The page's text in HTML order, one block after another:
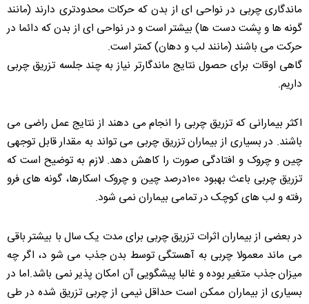
ماندگاری چربی در نواحی ای از بدن که حرکات محدودتری دارند (مانند
گونه ها و پشت دست ها) بیشتر است و در نواحی ای از بدن که دائما در
حرکت می باشند (مانند لب و دهان) کمتر است.
گاهی اوقات برای حصول نتایج ماندگارتر نیاز به چند جلسه تزریق چربی
داریم.
اکثر بیمارانی که تزریق چربی را انجام می دهند از نتایج عمل راضی می
باشند. در بسیاری از بیماران تزریق چربی می تواند به مقدار قابل توجهی
چین و چروک و افتادگی صورت را کاهش دهد. لازم به توضیح است که
تزریق چربی باعث بهبود 100درصد چین و چروک اسکارها، گونه های فرو
رفته و لب های کوچک در تمامی بیماران نمی شود.
در بعضی از بیماران اثرات تزریق چربی برای مدت یک سال با بیشتر باقی
می ماند معمولا چربی به آهستگی توسط بدن جذب می شو د، اگر چه
میزان جذب متغیر بوده و غالبا پیشگویی آن امکان پذیر نمی باشد.اما در
بسیاری از بیماران ممکن است حداقل نیمی از چربی تزریق شده در طی